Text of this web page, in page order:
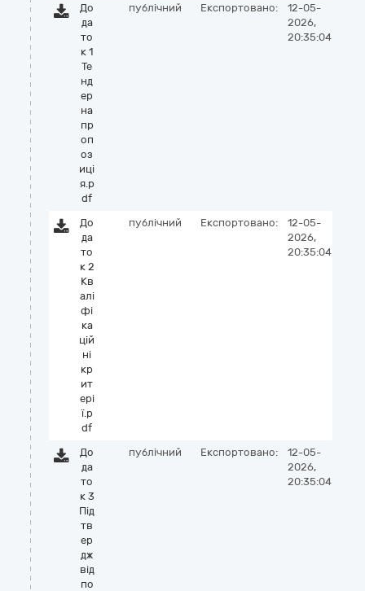
До
да
то
к 1
Те
нд
ер
на
пр
оп
оз
иці
я.p
df
публічний Експортовано:
12-05-
2026,
20:35:04
До
да
то
к 2
Кв
алі
фі
ка
цій
ні
кр
ит
ері
ї.p
df
публічний Експортовано:
12-05-
2026,
20:35:04
До
да
то
к 3
Під
тв
ер
дж
від
по
публічний Експортовано:
12-05-
2026,
20:35:04